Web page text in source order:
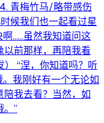
青梅竹马/略带感伤
候我们也一起看过星
……虽然我知道问这
前那样，再陪我看
“涅，你知道吗？听
我刚好有一个无论如
我去看？当然，如
。”